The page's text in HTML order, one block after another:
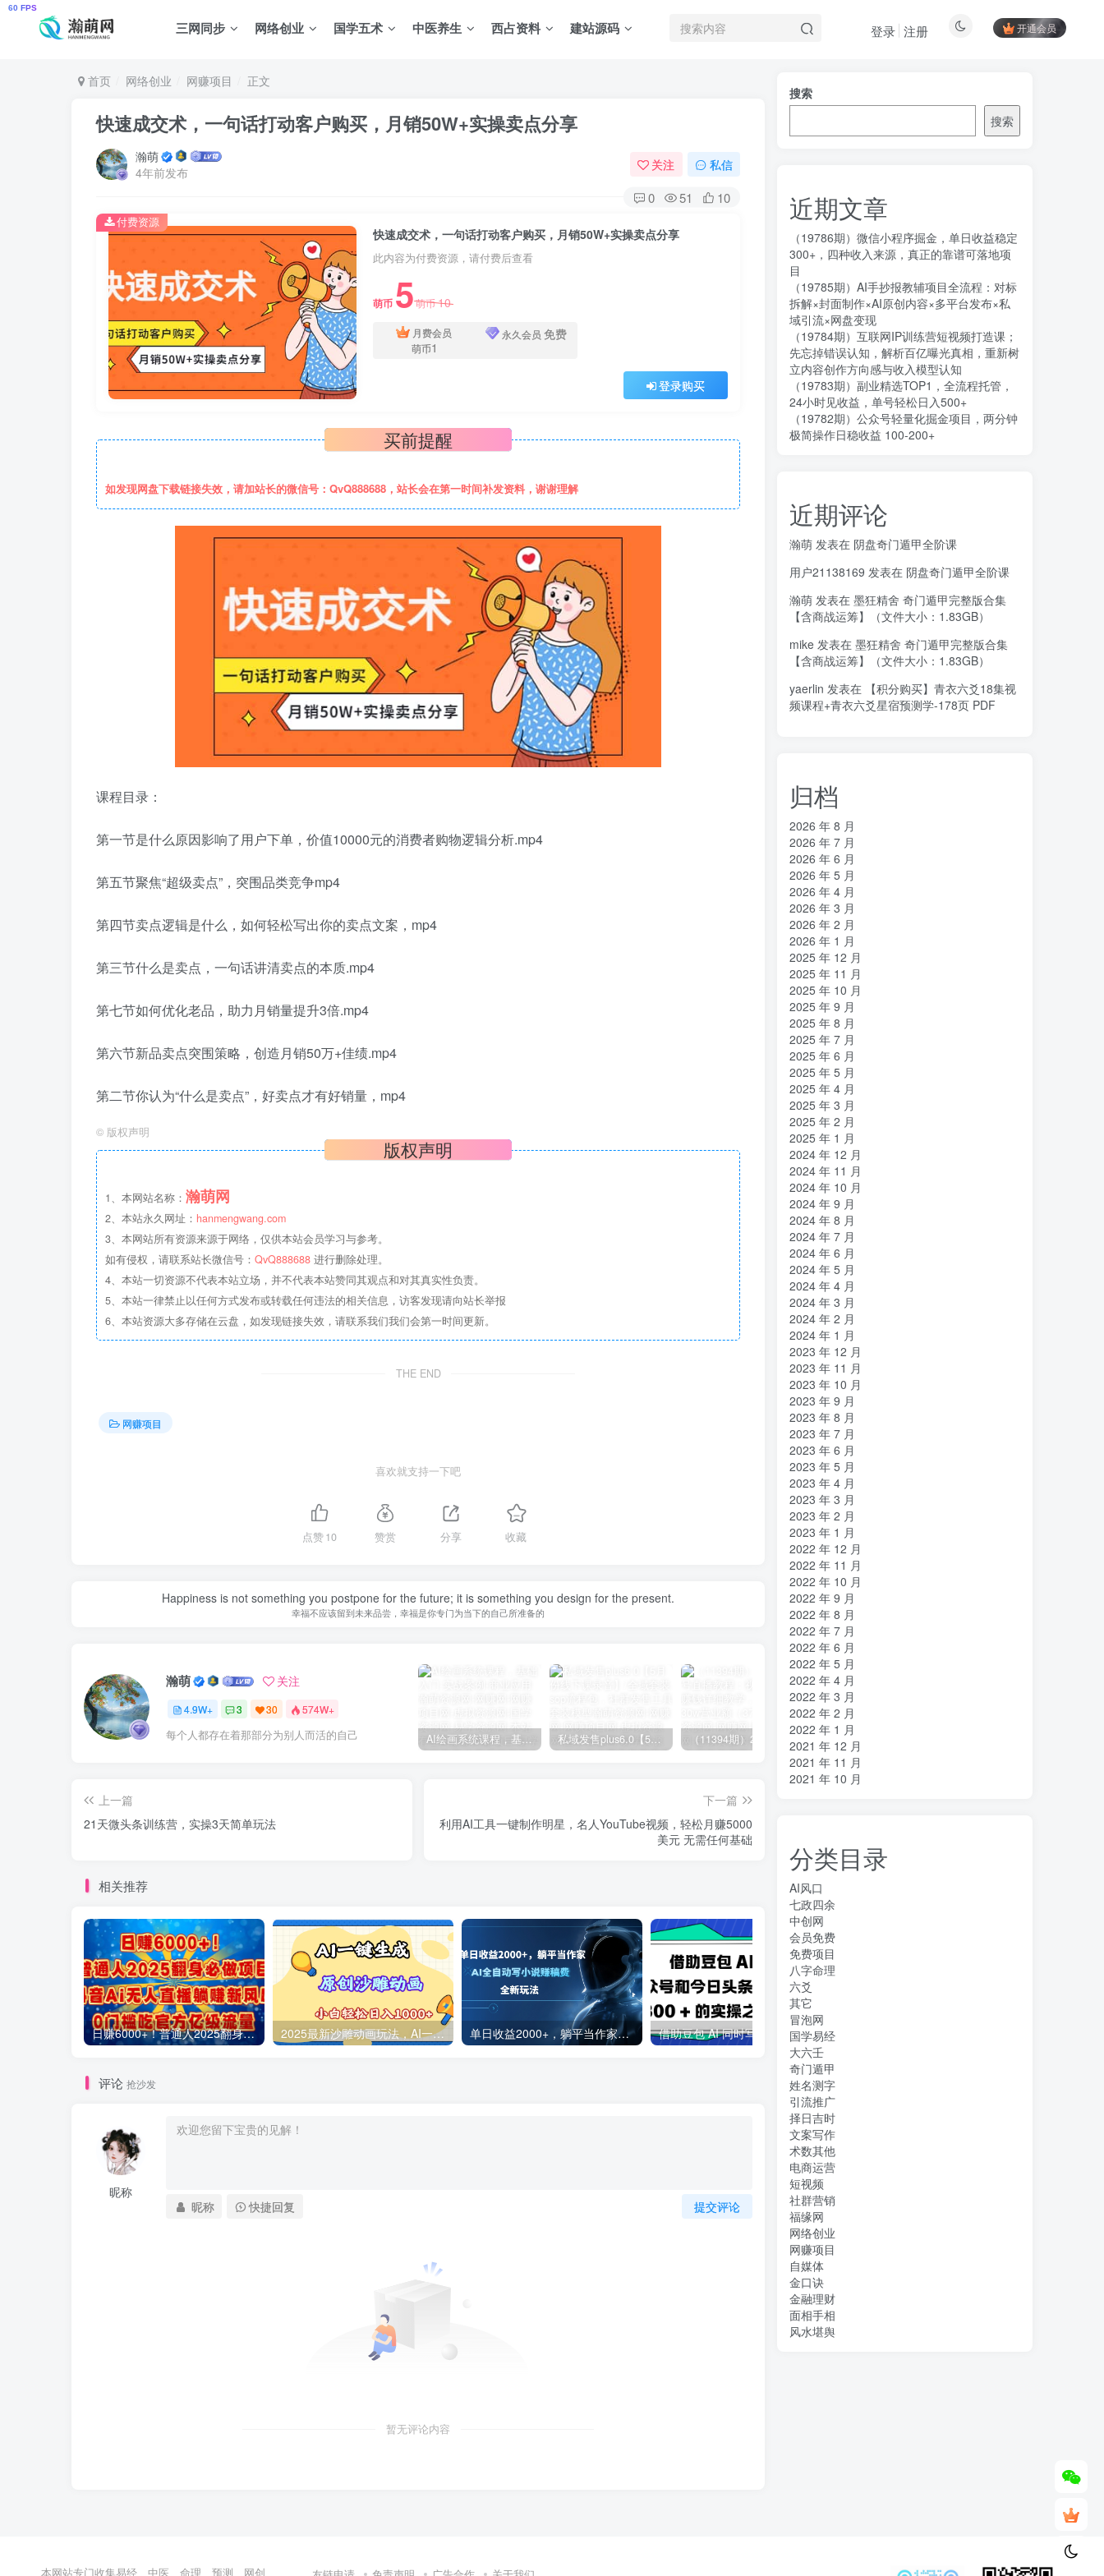
三网同步 网络创业 国学五术 中医养生 西占资料 建站源码 开通会员
登录 注册
首页 网络创业 网赚项目 正文
快速成交术，一句话打动客户购买，月销50W+实操卖点分享
瀚萌
4年前发布
关注 私信
0 51 10
快速成交术，一句话打动客户购买，月销50W+实操卖点分享
此内容为付费资源，请付费后查看
萌币 5萌币10
月费会员
萌币1
永久会员 免费
登录购买
付费资源
买前提醒
如发现网盘下载链接失效，请加站长的微信号：QvQ888688，站长会在第一时间补发资料，谢谢理解
课程目录：
第一节是什么原因影响了用户下单，价值10000元的消费者购物逻辑分析.mp4
第五节聚焦“超级卖点”，突围品类竞争mp4
第四节卖点逻辑是什么，如何轻松写出你的卖点文案，mp4
第三节什么是卖点，一句话讲清卖点的本质.mp4
第七节如何优化老品，助力月销量提升3倍.mp4
第六节新品卖点突围策略，创造月销50万+佳绩.mp4
第二节你认为“什么是卖点”，好卖点才有好销量，mp4
© 版权声明
版权声明
1、本网站名称： 瀚萌网
2、本站永久网址： hanmengwang.com
3、本网站所有资源来源于网络，仅供本站会员学习与参考。
如有侵权，请联系站长微信号： QvQ888688 进行删除处理。
4、本站一切资源不代表本站立场，并不代表本站赞同其观点和对其真实性负责。
5、本站一律禁止以任何方式发布或转载任何违法的相关信息，访客发现请向站长举报
6、本站资源大多存储在云盘，如发现链接失效，请联系我们我们会第一时间更新。
THE END
网赚项目
喜欢就支持一下吧
点赞10 赞赏 分享 收藏
Happiness is not something you postpone for the future; it is something you design for the present.
幸福不应该留到未来品尝，幸福是你专门为当下的自己所准备的
瀚萌 关注
4.9W+ 3 30 574W+
每个人都存在着那部分为别人而活的自己 AI绘画系统课程，基础入门-实战案例-商业应用 私域发售plus6.0【5月份线下课录音】/全域套装sop流程包，社群发售工具套装模型 （11394期）2024视频号直播教程：视频号如何赚钱详细教学，一场直播30w营业额（37节）
上一篇
21天微头条训练营，实操3天简单玩法
下一篇
利用AI工具一键制作明星，名人YouTube视频，轻松月赚5000
美元 无需任何基础
相关推荐
日赚6000+！普通人2025翻身必做项目，抖音Ai无人直播躺赚新风口，0门槛吃官方亿级流量 2025最新沙雕动画玩法，AI一键生成，条条原创 轻松破千万播放，单日变现1K+，小白看完就会 单日收益2000+，躺平当作家，AI全自动写小说赚稿费，全新玩法 借助豆包 AI 同时写公众号和今日头条原创情感短文日赚 300 + 的实操之路，可矩形操作
评论 抢沙发
昵称
提交评论
昵称 快捷回复
暂无评论内容
搜索
搜索
近期文章
（19786期）微信小程序掘金，单日收益稳定
300+，四种收入来源，真正的靠谱可落地项
目
（19785期）AI手抄报教辅项目全流程：对标
拆解×封面制作×AI原创内容×多平台发布×私
域引流×网盘变现
（19784期）互联网IP训练营短视频打造课；
先忘掉错误认知，解析百亿曝光真相，重新树
立内容创作方向感与收入模型认知
（19783期）副业精选TOP1，全流程托管，
24小时见收益，单号轻松日入500+
（19782期）公众号轻量化掘金项目，两分钟
极简操作日稳收益 100-200+
近期评论
瀚萌 发表在 阴盘奇门遁甲全阶课
用户21138169 发表在 阴盘奇门遁甲全阶课
瀚萌 发表在 墨狂精舍 奇门遁甲完整版合集
【含商战运筹】（文件大小：1.83GB）
mike 发表在 墨狂精舍 奇门遁甲完整版合集
【含商战运筹】（文件大小：1.83GB）
yaerlin 发表在 【积分购买】青衣六爻18集视
频课程+青衣六爻星宿预测学-178页 PDF
归档
2026 年 8 月
2026 年 7 月
2026 年 6 月
2026 年 5 月
2026 年 4 月
2026 年 3 月
2026 年 2 月
2026 年 1 月
2025 年 12 月
2025 年 11 月
2025 年 10 月
2025 年 9 月
2025 年 8 月
2025 年 7 月
2025 年 6 月
2025 年 5 月
2025 年 4 月
2025 年 3 月
2025 年 2 月
2025 年 1 月
2024 年 12 月
2024 年 11 月
2024 年 10 月
2024 年 9 月
2024 年 8 月
2024 年 7 月
2024 年 6 月
2024 年 5 月
2024 年 4 月
2024 年 3 月
2024 年 2 月
2024 年 1 月
2023 年 12 月
2023 年 11 月
2023 年 10 月
2023 年 9 月
2023 年 8 月
2023 年 7 月
2023 年 6 月
2023 年 5 月
2023 年 4 月
2023 年 3 月
2023 年 2 月
2023 年 1 月
2022 年 12 月
2022 年 11 月
2022 年 10 月
2022 年 9 月
2022 年 8 月
2022 年 7 月
2022 年 6 月
2022 年 5 月
2022 年 4 月
2022 年 3 月
2022 年 2 月
2022 年 1 月
2021 年 12 月
2021 年 11 月
2021 年 10 月
分类目录
AI风口
七政四余
中创网
会员免费
免费项目
八字命理
六爻
其它
冒泡网
国学易经
大六壬
奇门遁甲
姓名测字
引流推广
择日吉时
文案写作
术数其他
电商运营
短视频
社群营销
福缘网
网络创业
网赚项目
自媒体
金口诀
金融理财
面相手相
风水堪舆
本网站专门收集易经、中医、命理、预测、网创、